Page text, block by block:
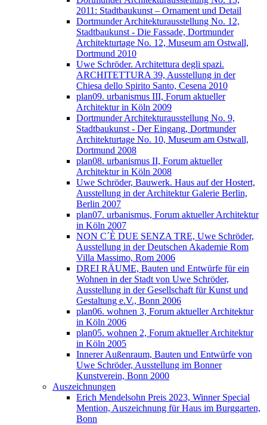
2011: Stadtbaukunst – Ornament und Detail
Dortmunder Architekturausstellung No. 12,
Stadtbaukunst - Die Fassade, Dortmunder
Architekturtage No. 12, Museum am Ostwall,
Dortmund 2010
Uwe Schröder. Architettura degli spazi.
ARCHITETTURA 39, Ausstellung in der
Chiesa dello Spirito Santo, Cesena 2010
plan09. urbanismus III, Forum aktueller
Architektur in Köln 2009
Dortmunder Architekturausstellung No. 9,
Stadtbaukunst - Der Eingang, Dortmunder
Architekturtage No. 10, Museum am Ostwall,
Dortmund 2008
plan08. urbanismus II, Forum aktueller
Architektur in Köln 2008
Uwe Schröder, Bauwerk. Haus auf der Hostert,
Ausstellung in der Architektur Galerie Berlin,
Berlin 2007
plan07. urbanismus, Forum aktueller Architektur
in Köln 2007
NON C´È DUE SENZA TRE, Uwe Schröder,
Ausstellung in der Deutschen Akademie Rom
Villa Massimo, Rom 2006
DREI RÄUME, Bauten und Entwürfe für ein
Wohnen in der Stadt von Uwe Schröder,
Ausstellung in der Gesellschaft für Kunst und
Gestaltung e.V., Bonn 2006
plan06. wohnen 3, Forum aktueller Architektur
in Köln 2006
plan05. wohnen 2, Forum aktueller Architektur
in Köln 2005
Innerer Außenraum, Bauten und Entwürfe von
Uwe Schröder, Ausstellung im Bonner
Kunstverein, Bonn 2000
Auszeichnungen
Erich Mendelsohn Preis 2023, Winner Special
Mention, Auszeichnung für Haus im Burggarten,
Bonn